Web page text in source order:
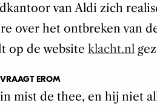
van Aldi zich
over het ontbreken van
op de website klacht.nl
EROM
mist de thee, en hij niet